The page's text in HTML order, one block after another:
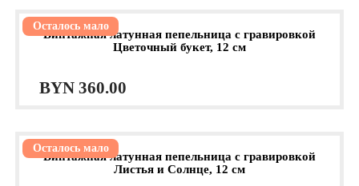
Осталось мало
Винтажная латунная пепельница с гравировкой
Цветочный букет, 12 см
BYN 360.00
Осталось мало
Винтажная латунная пепельница с гравировкой
Листья и Солнце, 12 см